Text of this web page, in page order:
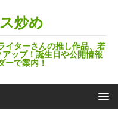
炒め
イターさんの推し作品、若
ップ！誕生日や公開情報
ーで案内！